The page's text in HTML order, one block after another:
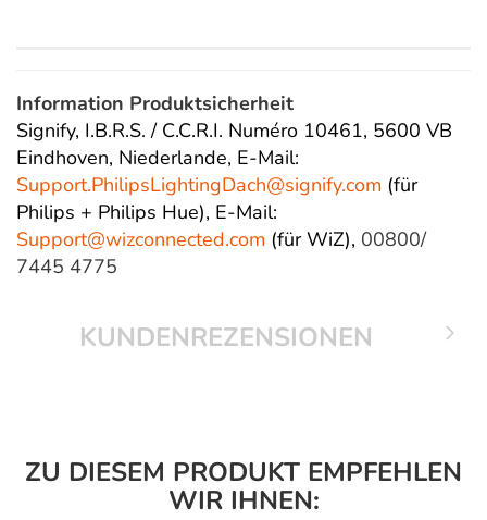
Information Produktsicherheit
Signify, I.B.R.S. / C.C.R.I. Numéro 10461, 5600 VB
Eindhoven, Niederlande, E-Mail:
Support.PhilipsLightingDach@signify.com (für
Philips + Philips Hue), E-Mail:
Support@wizconnected.com (für WiZ), 00800/
7445 4775
KUNDENREZENSIONEN
ZU DIESEM PRODUKT EMPFEHLEN
WIR IHNEN: